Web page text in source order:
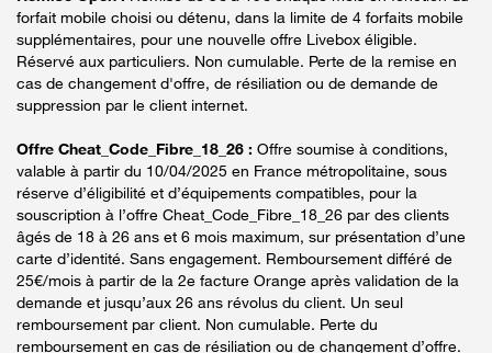
forfait mobile choisi ou détenu, dans la limite de 4 forfaits mobile
supplémentaires, pour une nouvelle offre Livebox éligible.
Réservé aux particuliers. Non cumulable. Perte de la remise en
cas de changement d'offre, de résiliation ou de demande de
suppression par le client internet.
Offre Cheat_Code_Fibre_18_26 : Offre soumise à conditions,
valable à partir du 10/04/2025 en France métropolitaine, sous
réserve d’éligibilité et d’équipements compatibles, pour la
souscription à l’offre Cheat_Code_Fibre_18_26 par des clients
âgés de 18 à 26 ans et 6 mois maximum, sur présentation d’une
carte d’identité. Sans engagement. Remboursement différé de
25€/mois à partir de la 2e facture Orange après validation de la
demande et jusqu’aux 26 ans révolus du client. Un seul
remboursement par client. Non cumulable. Perte du
remboursement en cas de résiliation ou de changement d’offre.